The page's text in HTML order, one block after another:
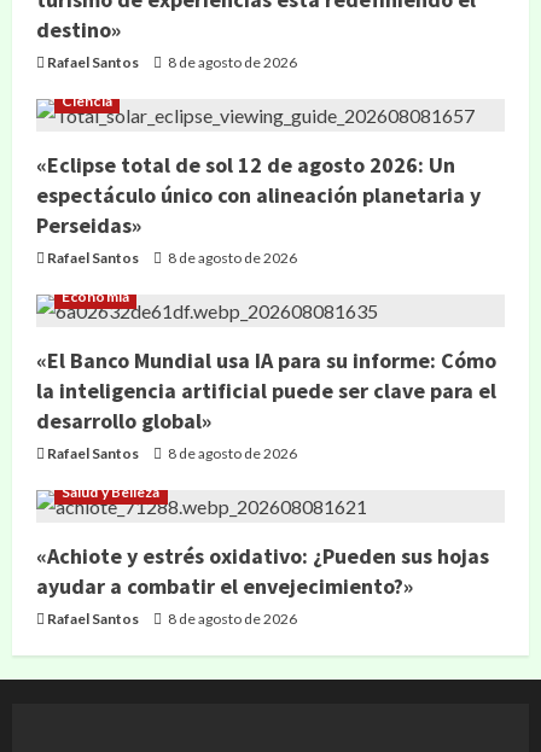
destino»
Rafael Santos 8 de agosto de 2026
Ciencia
«Eclipse total de sol 12 de agosto 2026: Un
espectáculo único con alineación planetaria y
Perseidas»
Rafael Santos 8 de agosto de 2026
Economía
«El Banco Mundial usa IA para su informe: Cómo
la inteligencia artificial puede ser clave para el
desarrollo global»
Rafael Santos 8 de agosto de 2026
Salud y Belleza
«Achiote y estrés oxidativo: ¿Pueden sus hojas
ayudar a combatir el envejecimiento?»
Rafael Santos 8 de agosto de 2026